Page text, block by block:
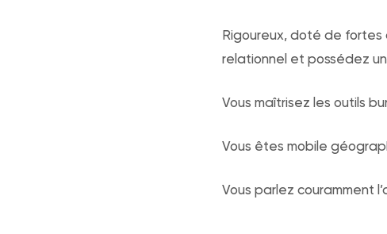
Rigoureux, doté de fortes
relationnel et possédez
Vous maîtrisez les outils
Vous êtes mobile
Vous parlez couramment